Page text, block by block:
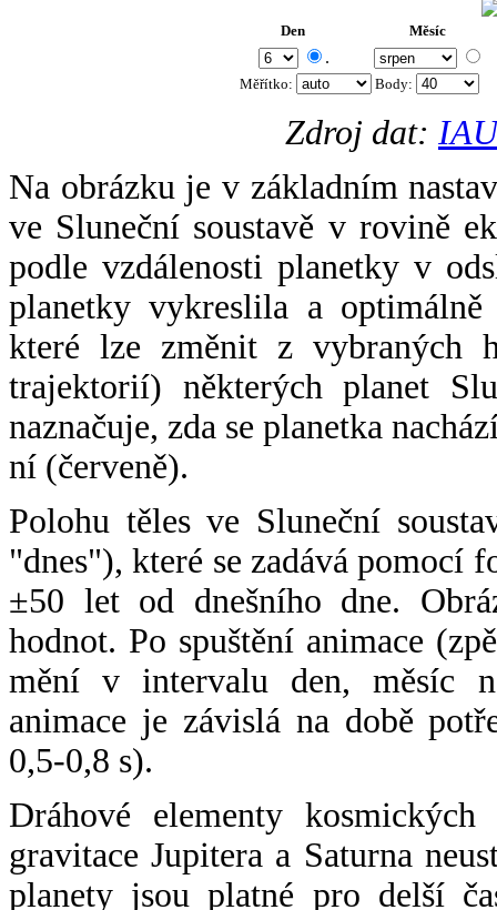
Den Měsíc
.
Měřítko: Body:
Zdroj dat:
Na obrázku je v základním
ve Sluneční soustavě v rovině
podle vzdálenosti planetky v
planetky vykreslila a
které lze změnit z vybraných
trajektorií) některých planet
naznačuje, zda se planetka
ní (červeně).
Polohu těles ve Sluneční
"dnes"), které se zadává pomocí
±50 let od dnešního dne.
hodnot. Po spuštění animace
mění v intervalu den, měsíc
animace je závislá na době
0,5-0,8 s).
Dráhové elementy
gravitace Jupitera a Saturna
planety jsou platné pro delší